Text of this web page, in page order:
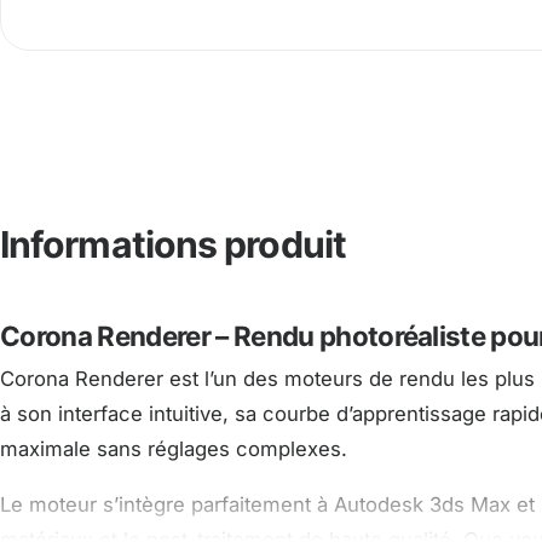
Informations produit
Corona Renderer – Rendu photoréaliste
Corona Renderer est l’un des moteurs de rendu les
à son interface intuitive, sa courbe d’apprentissage
maximale sans réglages complexes.
Le moteur s’intègre parfaitement à Autodesk 3ds Max